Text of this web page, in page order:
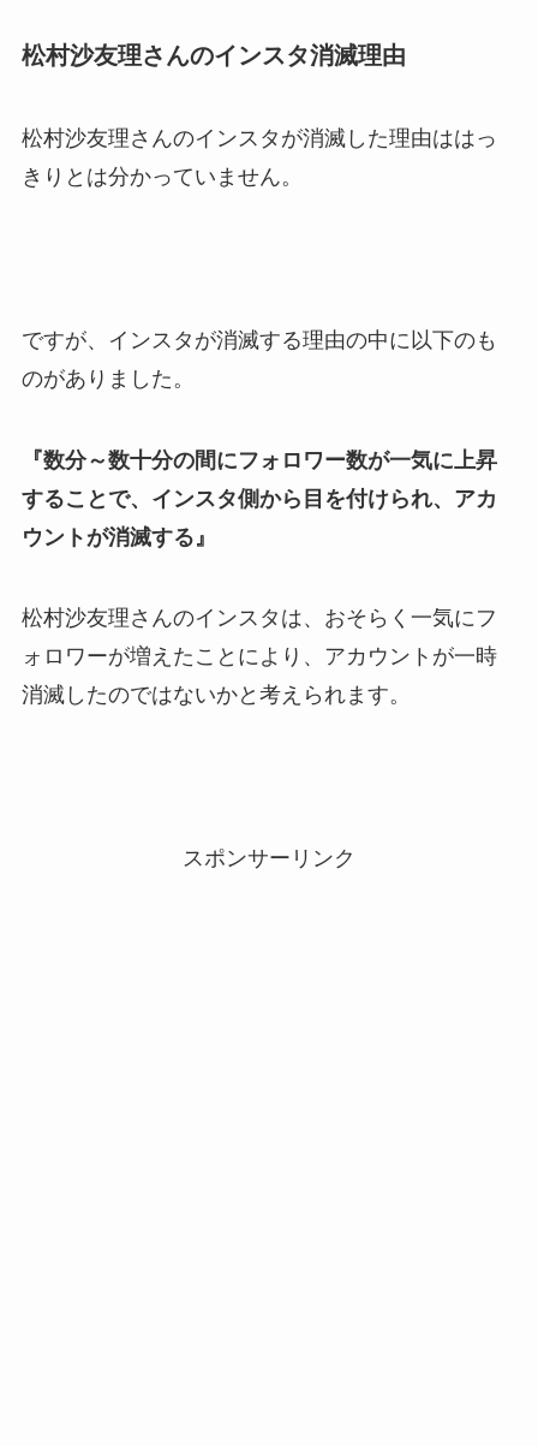
松村沙友理さんのインスタ消滅理由
松村沙友理さんのインスタが消滅した理由ははっ
きりとは分かっていません。
ですが、インスタが消滅する理由の中に以下のも
のがありました。
『数分～数十分の間にフォロワー数が一気に上昇
することで、インスタ側から目を付けられ、アカ
ウントが消滅する』
松村沙友理さんのインスタは、おそらく一気にフ
ォロワーが増えたことにより、アカウントが一時
消滅したのではないかと考えられます。
スポンサーリンク